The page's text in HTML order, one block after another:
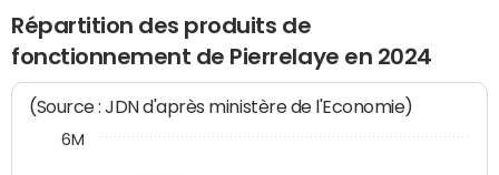
Répartition des produits de
fonctionnement de Pierrelaye en 2024
(Source : JDN d'après ministère de l'Economie)
6M